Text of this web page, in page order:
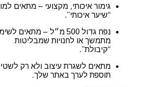
גימור איכותי, מקצועי – מתאים
“שיער איכותי”.
נפח גדול 500 מ״ל – מתאים
מתמשך או לחנויות שמבליטות
“קיבולת”.
מתאים לשגרת עיצוב ולא רק
תוספת לערך באתר שלך.